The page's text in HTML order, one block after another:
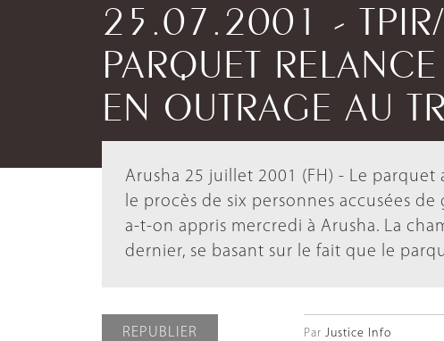
25.07.2001 - TPIR/
PARQUET
EN OUTRAGE AU
Arusha 25 juillet 2001 (FH) - Le
le procès de six personnes accusées
a-t-on appris mercredi à Arusha. La
dernier, se basant sur le fait que le
REPUBLIER Par Justice Info